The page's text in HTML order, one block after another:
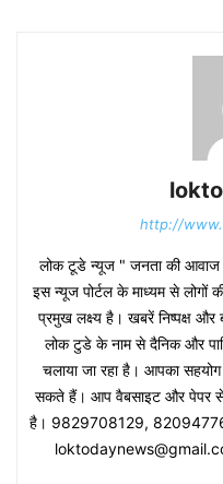
http://
लोक टूडे न्यूज " जनता की आवाज
इस न्यूज पोर्टल के माध्यम से लोगों
प्रमुख लक्ष्य है। खबरें निष्पक्ष और
लोक टुडे के नाम से दैनिक और
चलाया जा रहा है। आपका
सकते हैं। आप वैबसाइट और पेपर
है। 9829708129,